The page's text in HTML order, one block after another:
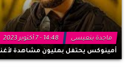
ماجدة بنعيسى
14:48 - 7 أكتوبر 2023
أمينوكس يحتفل بمليون مشاهدة